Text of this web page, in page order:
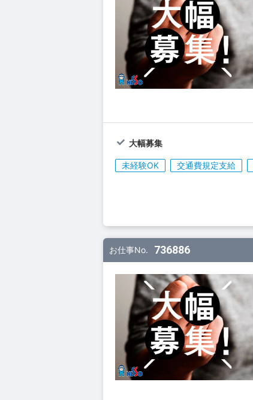
大幅募集
未経験OK 交通費規定支給
お仕事No. 736886